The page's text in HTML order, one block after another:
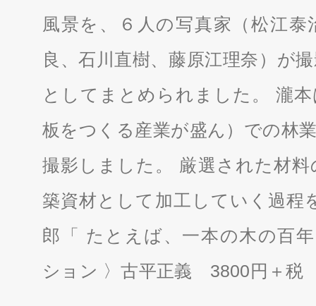
風景を、６人の写真家（松江
良、石川直樹、藤原江理奈）が
としてまとめられました。 瀧
板をつくる産業が盛ん）での林
撮影しました。 厳選された材
築資材として加工していく過程
郎「 たとえば、一本の木の百
ション 〉古平正義 3800円＋